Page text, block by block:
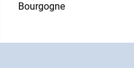
Bourgogne